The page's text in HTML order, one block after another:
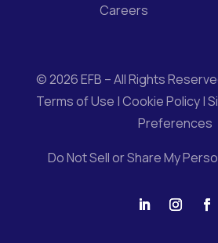
Careers
© 2026 EFB – All Rights
Terms of Use |Cookie Policy|
Preferences
Do Not Sell or Share My